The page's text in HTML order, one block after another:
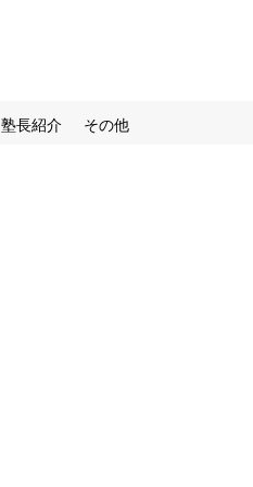
塾長紹介 その他